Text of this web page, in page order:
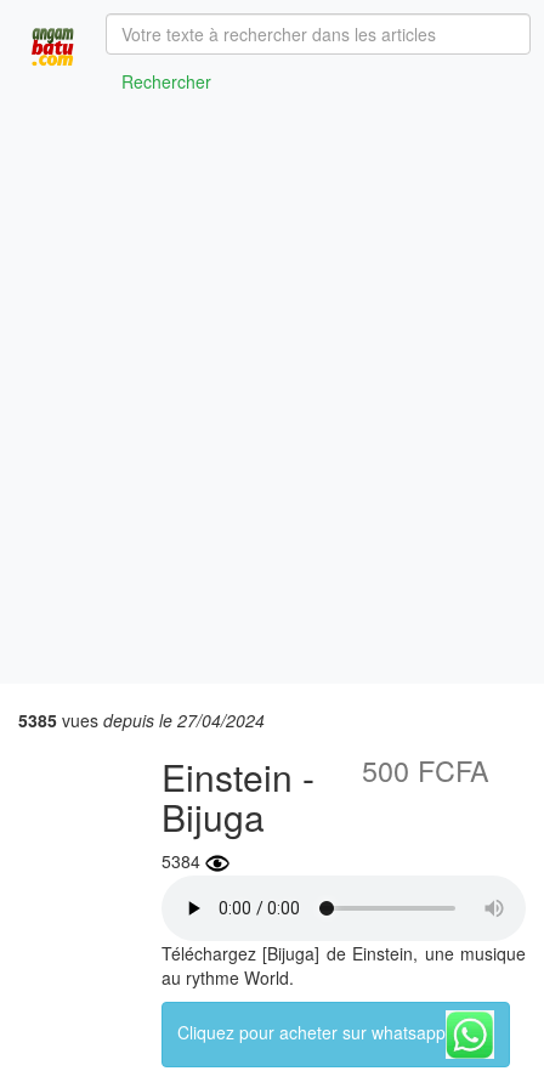
Rechercher
5385 vues depuis le 27/04/2024
Einstein -
Bijuga
5384
500 FCFA
Téléchargez [Bijuga] de Einstein, une musique
au rythme World.
Cliquez pour acheter sur whatsapp